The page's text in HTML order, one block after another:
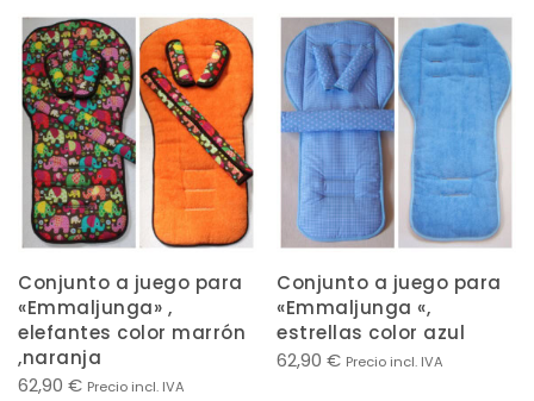
Conjunto a juego para
«Emmaljunga» ,
elefantes color marrón
,naranja
62,90 € Precio incl. IVA
Conjunto a juego para
«Emmaljunga «,
estrellas color azul
62,90 € Precio incl. IVA